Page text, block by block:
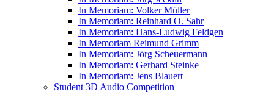
In Memoriam: Volker Müller
In Memoriam: Reinhard O. Sahr
In Memoriam: Hans-Ludwig Feldgen
In Memoriam Reimund Grimm
In Memoriam: Jörg Scheuermann
In Memoriam: Gerhard Steinke
In Memoriam: Jens Blauert
Student 3D Audio Competition